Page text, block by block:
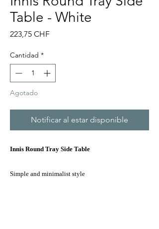
Table - White
223,75 CHFPrecio
Cantidad *
Agotado
Notificar al estar disponible
Innis Round Tray Side Table
Simple and minimalist style